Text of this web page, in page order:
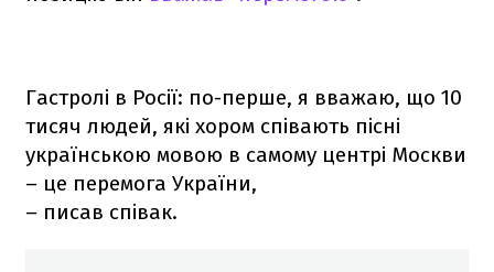
Гастролі в Росії: по-перше, я вважаю, що 10
тисяч людей, які хором співають пісні
українською мовою в самому центрі Москви
– це перемога України,
– писав співак.